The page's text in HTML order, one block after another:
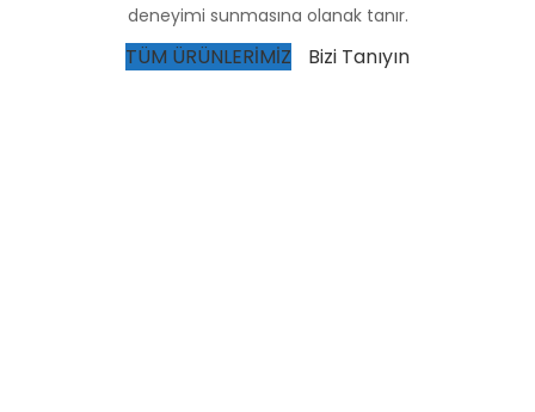
deneyimi sunmasına olanak tanır.
TÜM ÜRÜNLERİMİZ Bizi Tanıyın